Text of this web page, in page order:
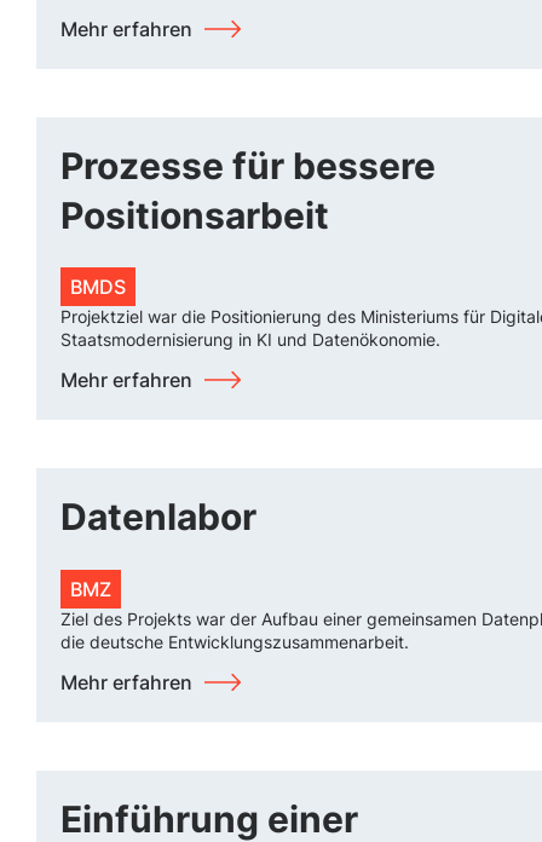
Mehr erfahren
Prozesse für bessere
Positionsarbeit
BMDS
Projektziel war die Positionierung des Ministeriums für
Staatsmodernisierung in KI und Datenökonomie.
Mehr erfahren
Datenlabor
BMZ
Ziel des Projekts war der Aufbau einer gemeinsamen
die deutsche Entwicklungszusammenarbeit.
Mehr erfahren
Einführung einer